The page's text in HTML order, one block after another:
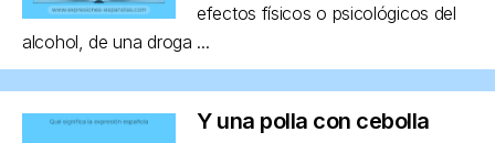
efectos físicos o psicológicos del
alcohol, de una droga ...
Y una polla con cebolla